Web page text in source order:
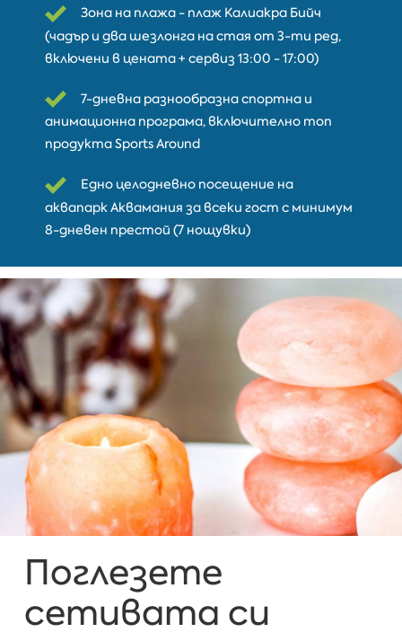
Зона на плажа - плаж Калиакра Бийч
(чадър и два шезлонга на стая от 3-ти ред,
включени в цената + сервиз 13:00 - 17:00)
7-дневна разнообразна спортна и
анимационна програма, включително топ
продуктa Sports Around
Едно целодневно посещение на
аквапарк Аквамания за всеки гост с минимум
8-дневен престой (7 нощувки)
Поглезете
сетивата си